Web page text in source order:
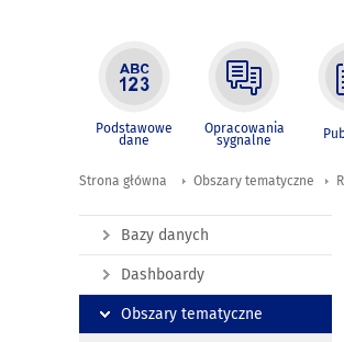
Podstawowe
dane
Opracowania
sygnalne
Strona główna Obszary tematyczne
Bazy danych
Dashboardy
Obszary tematyczne